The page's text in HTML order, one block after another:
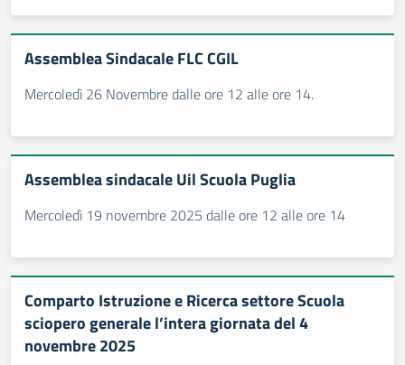
Assemblea Sindacale FLC CGIL
Mercoledì 26 Novembre dalle ore 12 alle ore 14.
Assemblea sindacale Uil Scuola Puglia
Mercoledì 19 novembre 2025 dalle ore 12 alle ore 14
Comparto Istruzione e Ricerca settore Scuola
sciopero generale l’intera giornata del 4
novembre 2025